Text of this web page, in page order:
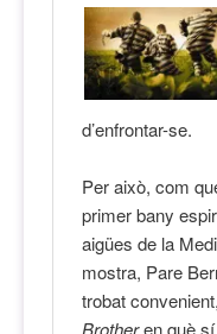
d’enfrontar-se.
Per això, com
primer bany
aigües de la
mostra, Pare
trobat
Brotheren què sí